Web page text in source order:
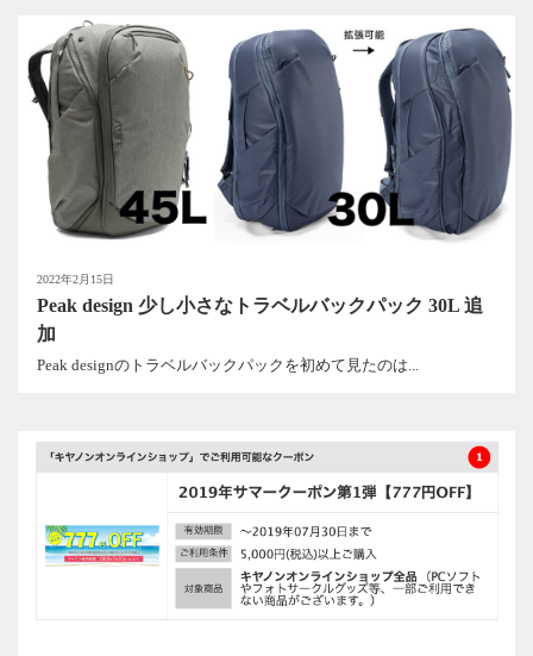
2022年2月15日
Peak design 少し小さなトラベルバックパック 30L 追
加
Peak designのトラベルバックパックを初めて見たのは...